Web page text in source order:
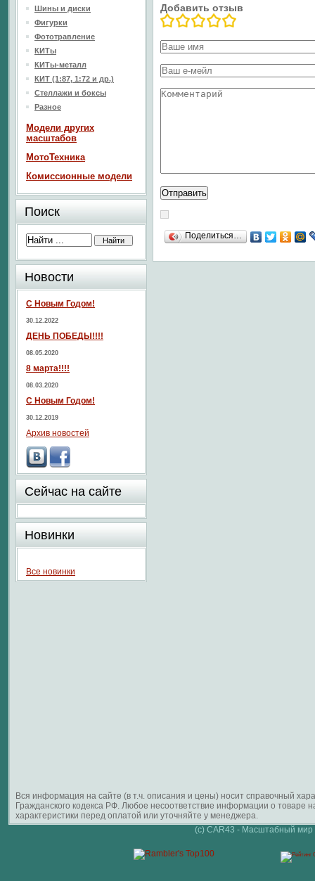
Добавить отзыв
Поделиться…
Шины и диски
Фигурки
Фототравление
КИТы
КИТы-металл
КИТ (1:87, 1:72 и др.)
Стеллажи и боксы
Разное
Модели других
масштабов
МотоТехника
Комиссионные модели
Поиск
Новости
С Новым Годом!
30.12.2022
ДЕНЬ ПОБЕДЫ!!!!
08.05.2020
8 марта!!!!
08.03.2020
С Новым Годом!
30.12.2019
Архив новостей
Сейчас на сайте
Новинки
Все новинки
Вся информация на сайте (в т.ч. описания и цены) носит справочный
Гражданского кодекса РФ. Любое несоответствие информации о
характеристики перед оплатой или уточняйте у менеджера.
(c) CAR43 - Масштабный мир